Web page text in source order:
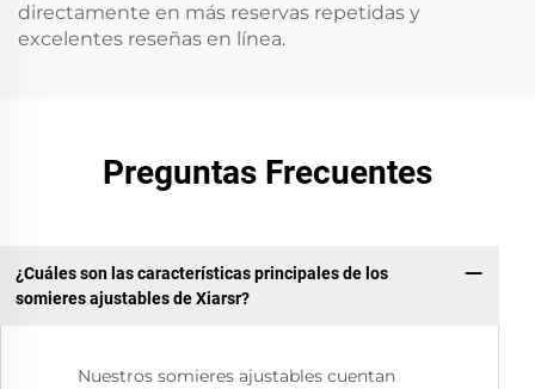
directamente en más reservas repetidas y
excelentes reseñas en línea.
Preguntas Frecuentes
¿Cuáles son las características principales de los
somieres ajustables de Xiarsr?
Nuestros somieres ajustables cuentan